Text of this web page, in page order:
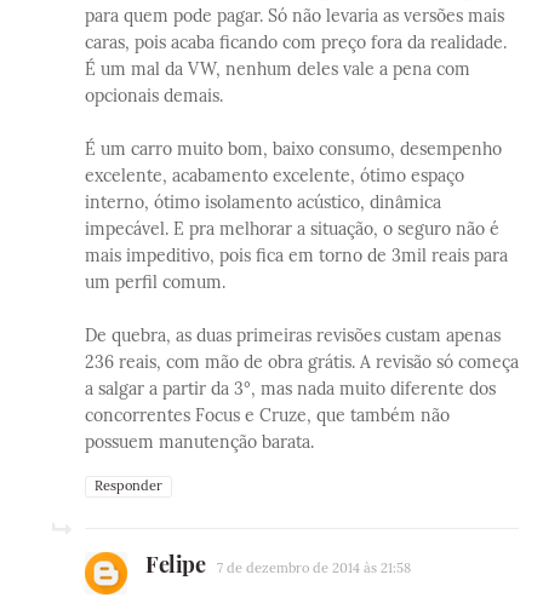
para quem pode pagar. Só não levaria as versões mais
caras, pois acaba ficando com preço fora da realidade.
É um mal da VW, nenhum deles vale a pena com
opcionais demais.
É um carro muito bom, baixo consumo, desempenho
excelente, acabamento excelente, ótimo espaço
interno, ótimo isolamento acústico, dinâmica
impecável. E pra melhorar a situação, o seguro não é
mais impeditivo, pois fica em torno de 3mil reais para
um perfil comum.
De quebra, as duas primeiras revisões custam apenas
236 reais, com mão de obra grátis. A revisão só começa
a salgar a partir da 3°, mas nada muito diferente dos
concorrentes Focus e Cruze, que também não
possuem manutenção barata.
Responder
Felipe 7 de dezembro de 2014 às 21:58